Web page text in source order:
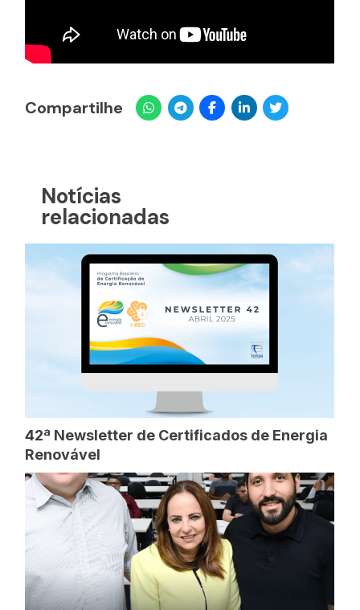
Compartilhe
Notícias
relacionadas
42ª Newsletter de Certificados de Energia
Renovável